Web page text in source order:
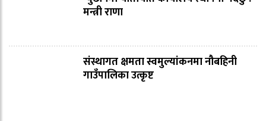
मन्त्री राणा
संस्थागत क्षमता स्वमुल्यांकनमा नौबहिनी
गाउँपालिका उत्कृष्ट